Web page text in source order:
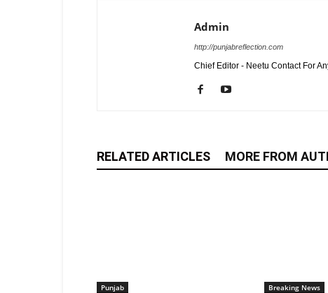
Admin
http://punjabreflection.com
Chief Editor - Neetu Contact For
RELATED ARTICLES MORE FROM
Punjab Breaking News